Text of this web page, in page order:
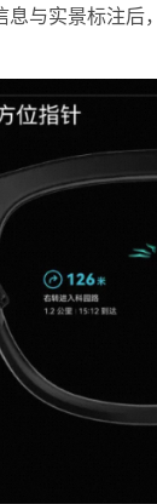
与实景标注后